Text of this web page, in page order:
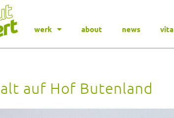
werk about news vita
auf Hof Butenland